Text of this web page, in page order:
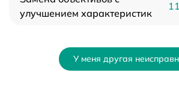
улучшением характеристик
У меня другая